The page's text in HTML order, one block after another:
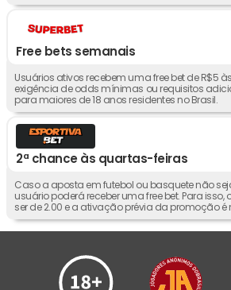
Free bets semanais
Usuários ativos recebem uma free bet de R$5
exigência de odds mínimas ou requisitos
para maiores de 18 anos residentes no Brasil.
2ª chance às quartas-feiras
Caso a aposta em futebol ou basquete não
usuário poderá receber uma free bet. Para
ser de 2.00 e a ativação prévia da promoção é